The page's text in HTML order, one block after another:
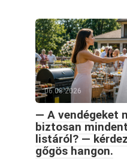
06.08.2026
— A vendégeket
biztosan
listáról? —
gőgös hangon.